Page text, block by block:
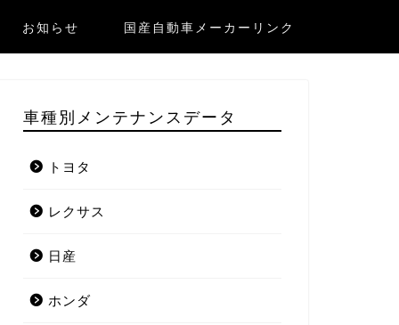
お知らせ 国産自動車メーカーリンク
車種別メンテナンスデータ
トヨタ
レクサス
日産
ホンダ